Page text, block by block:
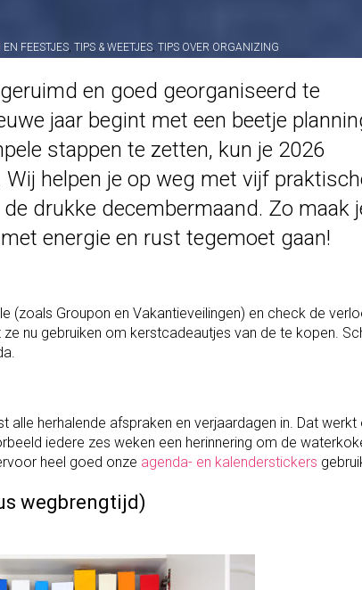
FEESTJES TIPS & WEETJES TIPS OVER ORGANIZING
en goed georganiseerd te
jaar begint met een beetje
stappen te zetten, kun je 2026
helpen je op weg met vijf
drukke decembermaand. Zo maak
energie en rust tegemoet gaan!
(zoals Groupon en Vakantieveilingen) en check de
nu gebruiken om kerstcadeautjes van de te kopen.
alle herhalende afspraken en verjaardagen in. Dat werkt
iedere zes weken een herinnering om de
heel goed onze agenda- en kalenderstickers
wegbrengtijd)